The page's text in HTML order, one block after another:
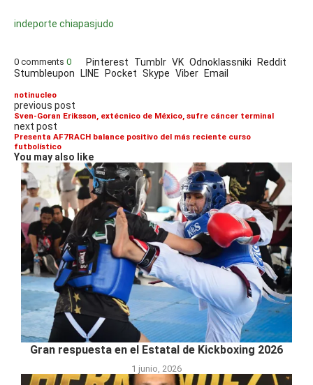
indeporte chiapasjudo
0 comments 0 Pinterest Tumblr VK Odnoklassniki Reddit
Stumbleupon LINE Pocket Skype Viber Email
notinucleo
previous post
Sven-Goran Eriksson, extécnico de México, sufre cáncer terminal
next post
Presenta AF7RACH balance positivo del más reciente curso
futbolístico
You may also like
Gran respuesta en el Estatal de Kickboxing 2026
1 junio, 2026